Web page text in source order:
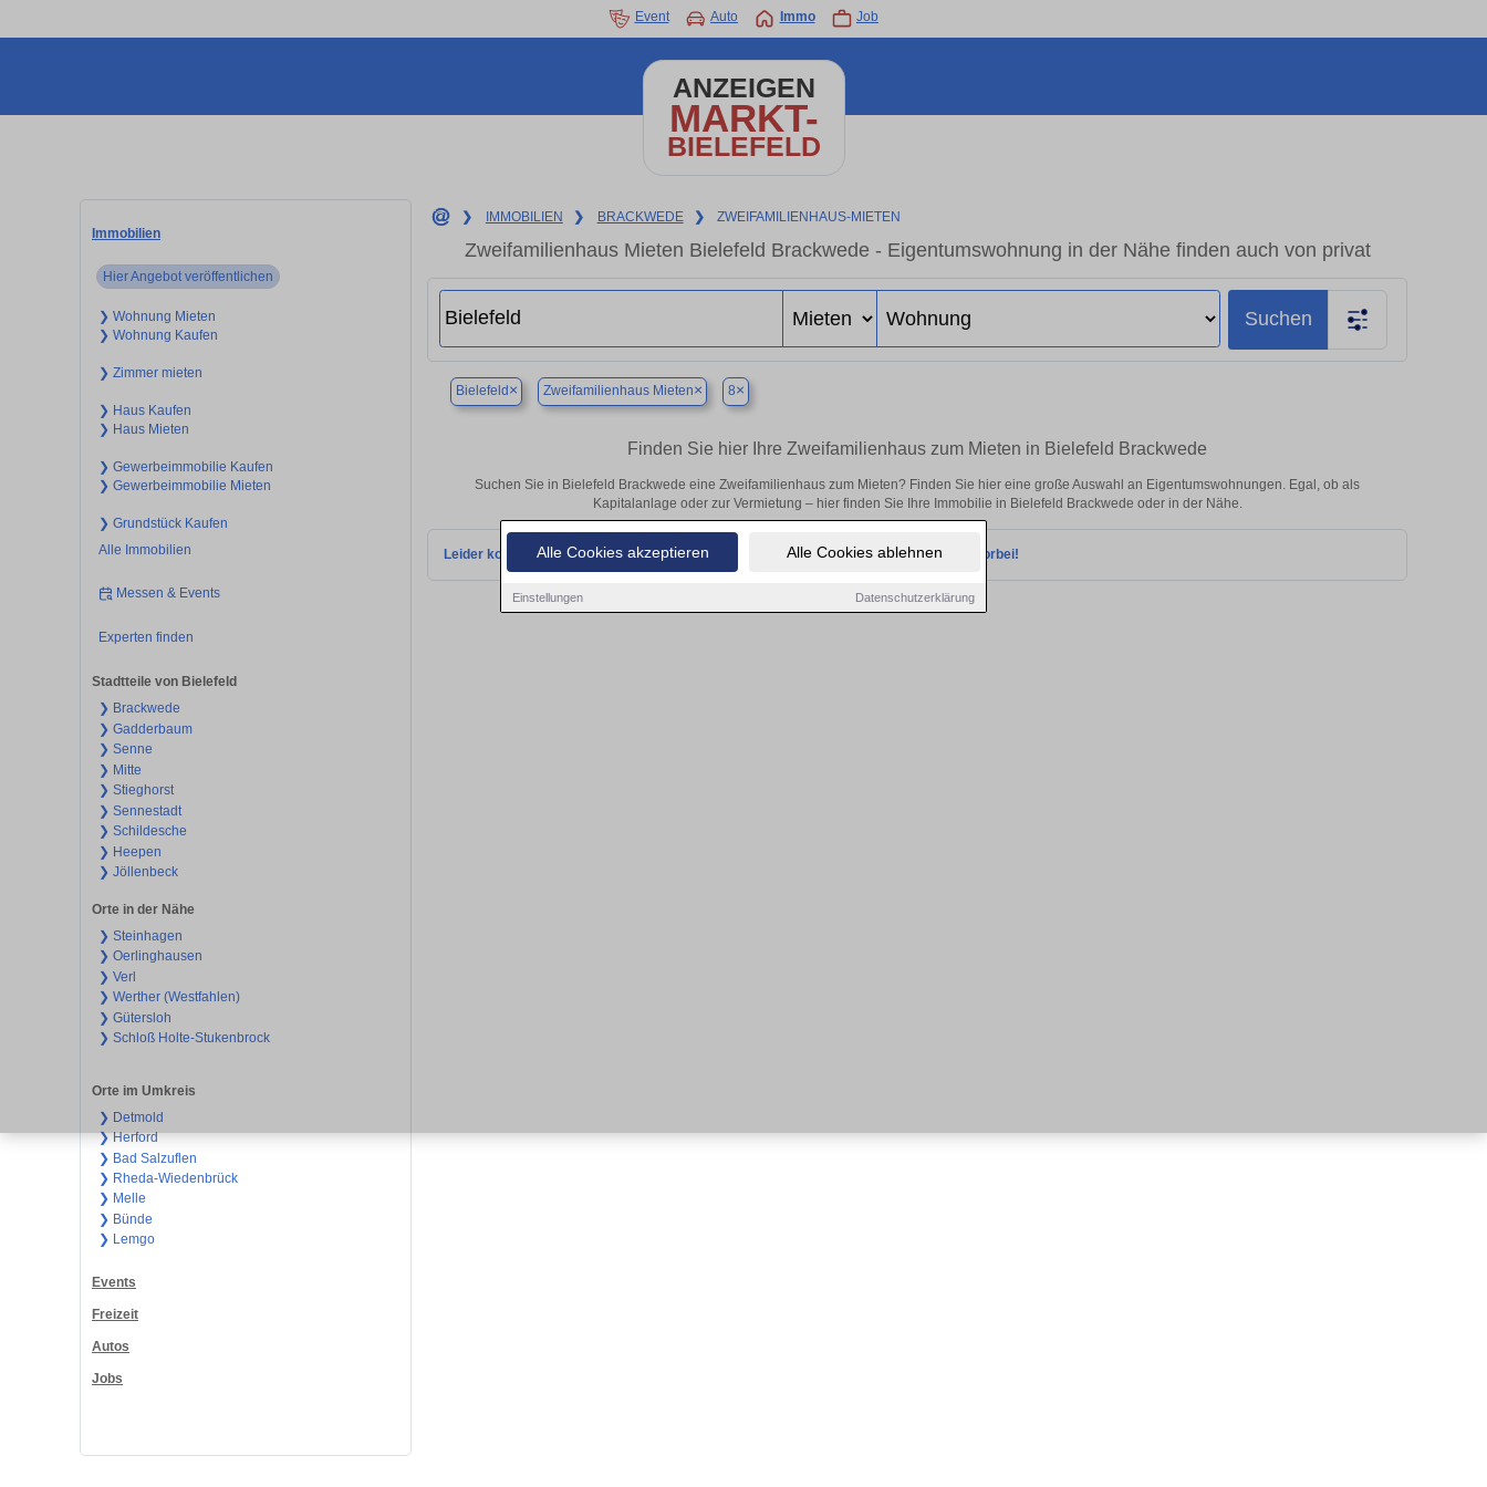
Alle Cookies akzeptieren Alle Cookies ablehnen
Einstellungen Datenschutzerklärung
Event Auto Immo Job
ANZEIGEN
MARKT-
BIELEFELD
Immobilien
Hier Angebot veröffentlichen
❯ Wohnung Mieten
❯ Wohnung Kaufen
❯ Zimmer mieten
❯ Haus Kaufen
❯ Haus Mieten
❯ Gewerbeimmobilie Kaufen
❯ Gewerbeimmobilie Mieten
❯ Grundstück Kaufen
Alle Immobilien
Messen & Events
Experten finden
Stadtteile von Bielefeld
❯ Brackwede
❯ Gadderbaum
❯ Senne
❯ Mitte
❯ Stieghorst
❯ Sennestadt
❯ Schildesche
❯ Heepen
❯ Jöllenbeck
Orte in der Nähe
❯ Steinhagen
❯ Oerlinghausen
❯ Verl
❯ Werther (Westfahlen)
❯ Gütersloh
❯ Schloß Holte-Stukenbrock
Orte im Umkreis
❯ Detmold
❯ Herford
❯ Bad Salzuflen
❯ Rheda-Wiedenbrück
❯ Melle
❯ Bünde
❯ Lemgo
Events
Freizeit
Autos
Jobs
❯ IMMOBILIEN ❯ BRACKWEDE ❯ ZWEIFAMILIENHAUS-MIETEN
Zweifamilienhaus Mieten Bielefeld Brackwede - Eigentumswohnung in der Nähe finden auch von privat
Suchen
Bielefeld × Zweifamilienhaus Mieten× 8×
Finden Sie hier Ihre Zweifamilienhaus zum Mieten in Bielefeld Brackwede
Suchen Sie in Bielefeld Brackwede eine Zweifamilienhaus zum Mieten? Finden Sie hier eine große Auswahl an Eigentumswohnungen. Egal, ob als
Kapitalanlage oder zur Vermietung – hier finden Sie Ihre Immobilie in Bielefeld Brackwede oder in der Nähe.
Leider konnten wir derzeit keine passenden Objekte finden. Schauen Sie bald wieder vorbei!